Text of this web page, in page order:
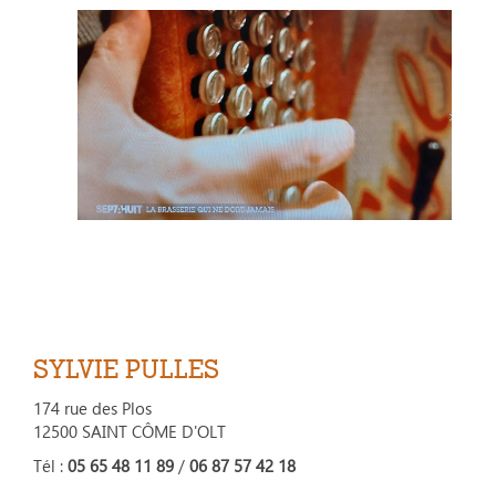
SYLVIE PULLES
174 rue des Plos
12500 SAINT CÔME D'OLT
Tél : 05 65 48 11 89 / 06 87 57 42 18